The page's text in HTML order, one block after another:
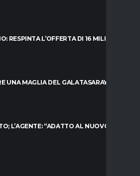
RESPINTA L’OFFERTA DI 16 MILIONI DAL
UNA MAGLIA DEL GALATASARAY: “FAI
L’AGENTE: “ADATTO AL NUOVO